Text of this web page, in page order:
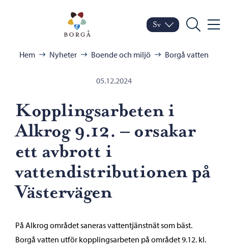
Porvoo – Gå till
Byt språk
Nuvarande språk:
Sv
Sök Meny
Bläddra:
Hem Nyheter Boende och miljö Borgå vatten
05.12.2024
Kopplingsarbeten i
Alkrog 9.12. – orsakar
ett avbrott i
vattendistributionen på
Västervägen
På Alkrog området saneras vattentjänstnät som bäst.
Borgå vatten utför kopplingsarbeten på området 9.12. kl.